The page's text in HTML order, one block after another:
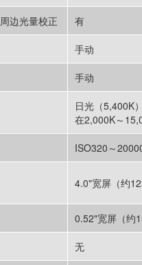
周边光量校正 有
手动
手动
日光（5,400K
在2,000K～
ISO320～
4.0"宽屏（约
0.52"宽屏（约
无